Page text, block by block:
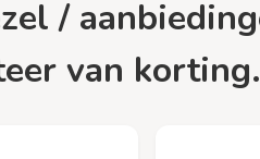
van korting.